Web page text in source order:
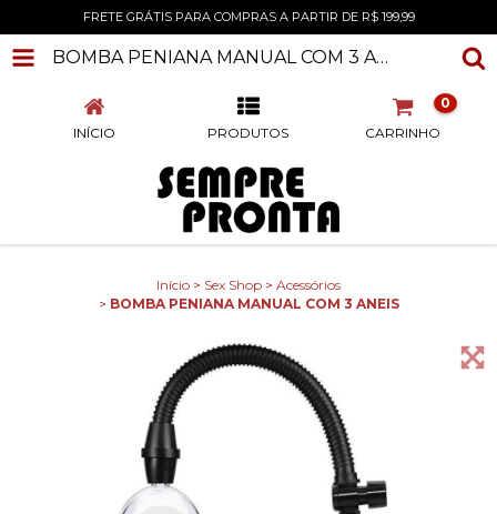
FRETE GRÁTIS PARA COMPRAS A PARTIR DE R$ 199,99
BOMBA PENIANA MANUAL COM 3 ANEIS
INÍCIO PRODUTOS CARRINHO
0
Início > Sex Shop > Acessórios
> BOMBA PENIANA MANUAL COM 3 ANEIS